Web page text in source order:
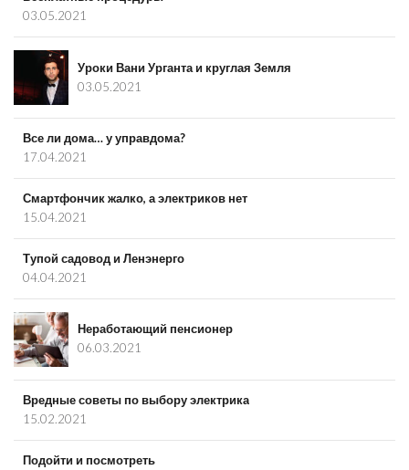
03.05.2021
Уроки Вани Урганта и круглая Земля
03.05.2021
Все ли дома… у управдома?
17.04.2021
Смартфончик жалко, а электриков нет
15.04.2021
Тупой садовод и Ленэнерго
04.04.2021
Неработающий пенсионер
06.03.2021
Вредные советы по выбору электрика
15.02.2021
Подойти и посмотреть